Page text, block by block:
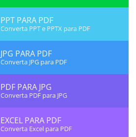
PPT PARA PDF
Converta PPT e PPTX para PDF
JPG PARA PDF
Converta JPG para PDF
PDF PARA JPG
Converta PDF para JPG
EXCEL PARA PDF
Converta Excel para PDF